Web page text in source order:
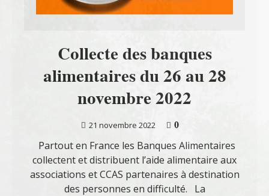
Collecte des banques
alimentaires du 26 au 28
novembre 2022
21 novembre 2022
0
Partout en France les Banques Alimentaires
collectent et distribuent l’aide alimentaire aux
associations et CCAS partenaires à destination
des personnes en difficulté. La